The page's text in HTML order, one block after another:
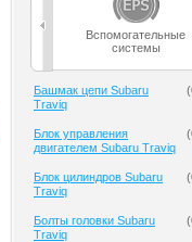
Вспомогательные
системы
Башмак цепи Subaru
Traviq
(
Блок управления
двигателем Subaru Traviq
(
Блок цилиндров Subaru
Traviq
(
Болты головки Subaru
Traviq
(